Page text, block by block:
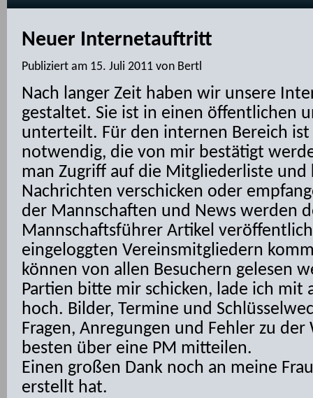
Neuer Internetauftritt
Publiziert am 15. Juli 2011 von Bertl
Nach langer Zeit haben wir unsere
gestaltet. Sie ist in einen öffentlichen
unterteilt. Für den internen Bereich
notwendig, die von mir bestätigt
man Zugriff auf die Mitgliederliste und
Nachrichten verschicken oder
der Mannschaften und News werden
Mannschaftsführer Artikel
eingeloggten Vereinsmitgliedern
können von allen Besuchern gelesen
Partien bitte mir schicken, lade ich mit
hoch. Bilder, Termine und
Fragen, Anregungen und Fehler zu
besten über eine PM mitteilen.
Einen großen Dank noch an meine
erstellt hat.